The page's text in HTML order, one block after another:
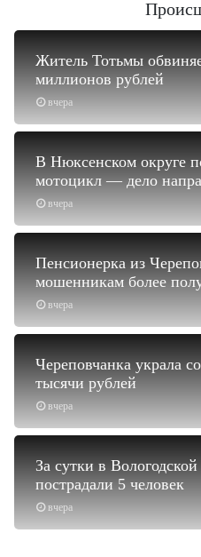
вчера
Житель Тотьмы
миллионов рублей
вчера
В Нюксенском округе
мотоцикл — дело
вчера
Пенсионерка из
мошенникам более
вчера
Череповчанка украла
тысячи рублей
вчера
За сутки в
пострадали 5 человек